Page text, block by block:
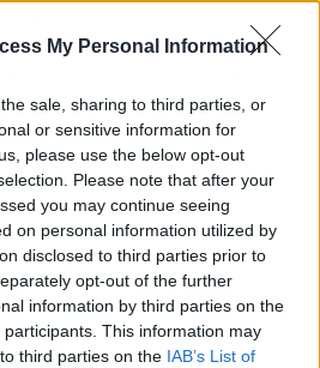
My Personal Information
sale, sharing to third parties, or
or sensitive information for
please use the below opt-out
Please note that after your
you may continue seeing
on personal information utilized by
disclosed to third parties prior to
opt-out of the further
information by third parties on the
participants. This information may
third parties on the IAB’s List of
de Yago Ramírez de
formulario, pueden
con él para recibir una
acuerdo a sus necesidades.
Artículo siguiente
El proveedor material
eléctrico Schneider
Electric, Cadenza Electric